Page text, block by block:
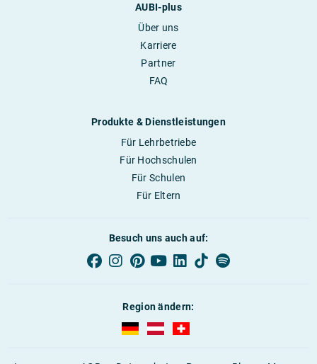
AUBI-plus
Über uns
Karriere
Partner
FAQ
Produkte & Dienstleistungen
Für Lehrbetriebe
Für Hochschulen
Für Schulen
Für Eltern
Besuch uns auch auf:
Region ändern:
AUBI-plus Deutschland (deutsch)
AUBI-plus Österreich (deutsch)